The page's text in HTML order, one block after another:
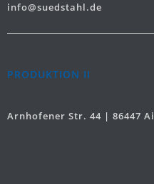
info@suedstahl.de
PRODUKTION II
Arnhofener Str. 44 | 86447